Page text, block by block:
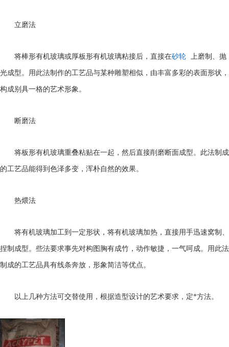
立磨法
将棒形有机玻璃或厚板形有机玻璃粘接后，直接在砂轮 上磨制、抛
光成型。用此法制作的工艺品与某种雕塑相似，由丰富多彩的表面形状，
构成别具一格的艺术形象。
断磨法
将板形有机玻璃重叠粘贴在一起，然后直接削磨断面成型。此法制成
的工艺品能得到色泽多变，浑朴自然的效果。
热煨法
将有机玻璃加工到一定形状，将有机玻璃加热，直接用手迅速窝制、
捏制成型。些法要求事先对构图胸有成竹，动作敏捷，一气呵成。用此法
制成的工艺品具有线条奔放，形象简洁等优点。
以上几种方法可交替使用，根据造型设计的艺术要求，定*方法。